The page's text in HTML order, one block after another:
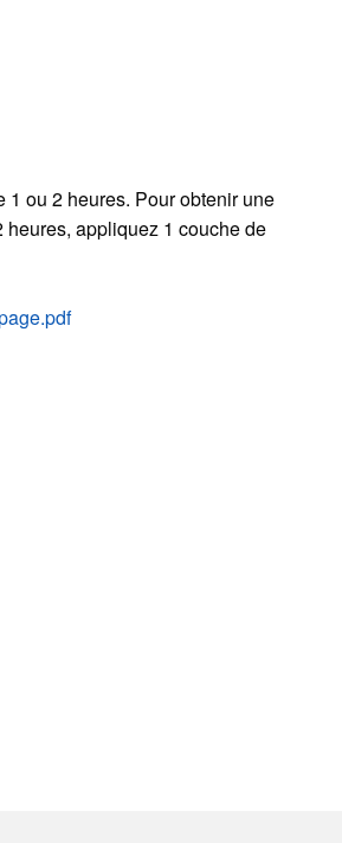
ou 2 heures. Pour obtenir une
appliquez 1 couche de